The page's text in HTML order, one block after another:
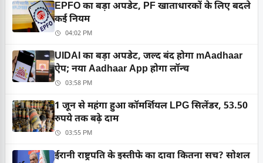
EPFO का बड़ा अपडेट, PF खाताधारकों के लिए बदले
कई नियम
04:02 PM
UIDAI का बड़ा अपडेट, जल्द बंद होगा mAadhaar
ऐप; नया Aadhaar App होगा लॉन्च
03:58 PM
1 जून से महंगा हुआ कॉमर्शियल LPG सिलेंडर, 53.50
रुपये तक बढ़े दाम
03:55 PM
ईरानी राष्ट्रपति के इस्तीफे का दावा कितना सच? सोशल